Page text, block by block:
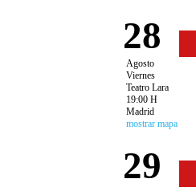
28
Agosto
Viernes
Teatro Lara
19:00 H
Madrid
mostrar mapa
29